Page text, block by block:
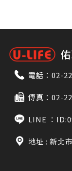
電話： 02-
傳真：02-
LINE ：
地址 : 新北